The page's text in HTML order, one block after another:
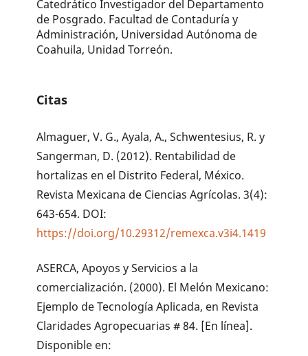
Catedrático Investigador del Departamento
de Posgrado. Facultad de Contaduría y
Administración, Universidad Autónoma de
Coahuila, Unidad Torreón.
Citas
Almaguer, V. G., Ayala, A., Schwentesius, R. y
Sangerman, D. (2012). Rentabilidad de
hortalizas en el Distrito Federal, México.
Revista Mexicana de Ciencias Agrícolas. 3(4):
643-654. DOI:
https://doi.org/10.29312/remexca.v3i4.1419
ASERCA, Apoyos y Servicios a la
comercialización. (2000). El Melón Mexicano:
Ejemplo de Tecnología Aplicada, en Revista
Claridades Agropecuarias # 84. [En línea].
Disponible en: